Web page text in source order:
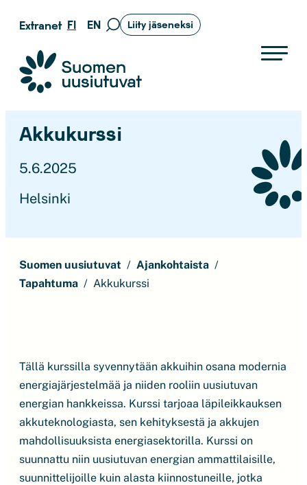
Siirry
sisältöön
Extranet FI EN
Siirry
Liity jäseneksi
Suomen uusiutuvat ry
Akkukurssi
5.6.2025
Helsinki
Suomen uusiutuvat
Ajankohtaista
Tapahtuma
Akkukurssi
Tällä kurssilla syvennytään akkuihin osana modernia
energiajärjestelmää ja niiden rooliin uusiutuvan
energian hankkeissa. Kurssi tarjoaa läpileikkauksen
akkuteknologiasta, sen kehityksestä ja akkujen
mahdollisuuksista energiasektorilla. Kurssi on
suunnattu niin uusiutuvan energian ammattilaisille,
suunnittelijoille kuin alasta kiinnostuneille, jotka